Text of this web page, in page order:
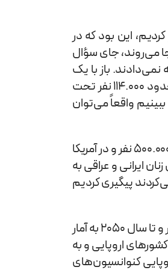
این بود که در
می‌روند، جای سؤال
ارائه نمی‌دادند. باز با یک
بررسی سرانگشتی حدود 4.000.000 میلیون زن مطلقه یا بیوه در کشور وجود دارد، از این تعداد، حدود 700.000 نفر تحت پوشش کمیته‌ی امداد و حدود 114.000 نفر تحت
این موارد ما را موظف کرد ببینیم واقعاً می‌توان
اولین کاری که انجام دادیم این بود که به آمار کشورهای اروپایی در خصوص تعداد زنان ایرانی که در آنجا مشغول فحشا هستند، رجوع کردیم. در اروپا 500.000 نفر و در آمریکا
ایرانی و عراقی به
پيگيری كرديم
از سوی دیگر ما با مخالفت کشورهای اروپایی برای صحبت راجع به مهاجرت و قاچاق روبرو هستیم. همان‌طور که می‌دانید، اروپا تا سال 2020 به یک آمار و تا سال 2050 به آمار
کشورهای اروپایی و به
کنوانسیون‌های